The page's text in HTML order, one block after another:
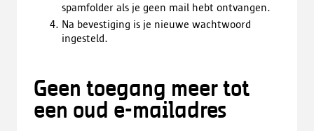
spamfolder als je geen mail hebt ontvangen.
Na bevestiging is je nieuwe wachtwoord
ingesteld.
Geen toegang meer tot
een oud e-mailadres